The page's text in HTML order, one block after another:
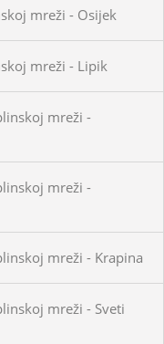
mreži - Osijek
mreži - Lipik
mreži -
mreži -
mreži - Krapina
mreži - Sveti